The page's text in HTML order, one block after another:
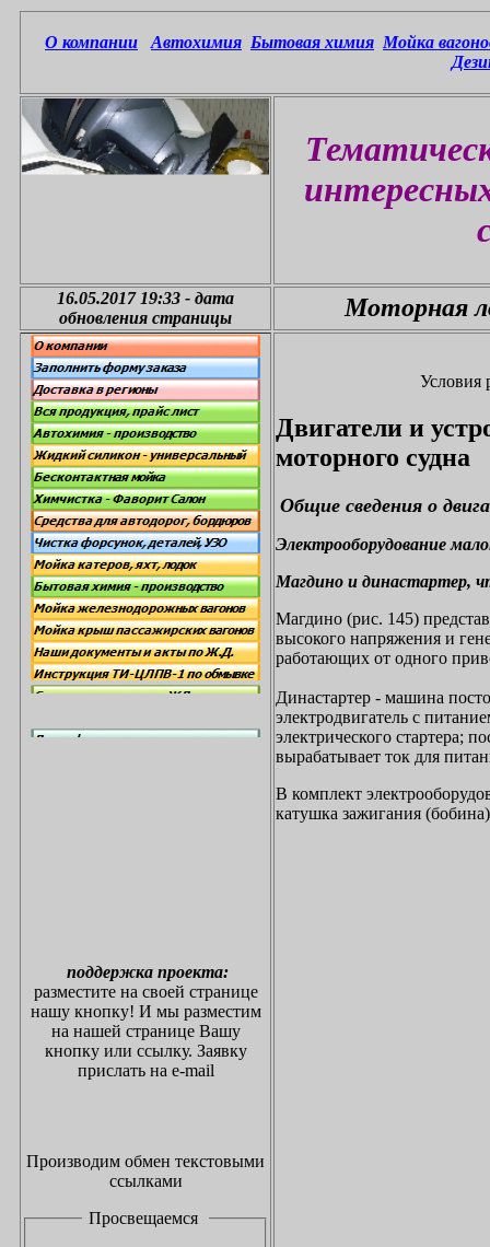
О компании Автохимия Бытовая химия Мойка
16.05.2017 19:33 - дата
обновления страницы
Моторная
поддержка проекта:
разместите на своей странице
нашу кнопку! И мы разместим
на нашей странице Вашу
кнопку или ссылку. Заявку
прислать на e-mail
Производим обмен текстовыми
ссылками
Просвещаемся
Условия
Двигатели и
моторного судна
Общие сведения о
Электрооборудование
Магдино и династартер,
Магдино (рис. 145)
высокого напряжения и
работающих от одного
Династартер - машина
электродвигатель с
электрического стартера;
вырабатывает ток для
В комплект
катушка зажигания